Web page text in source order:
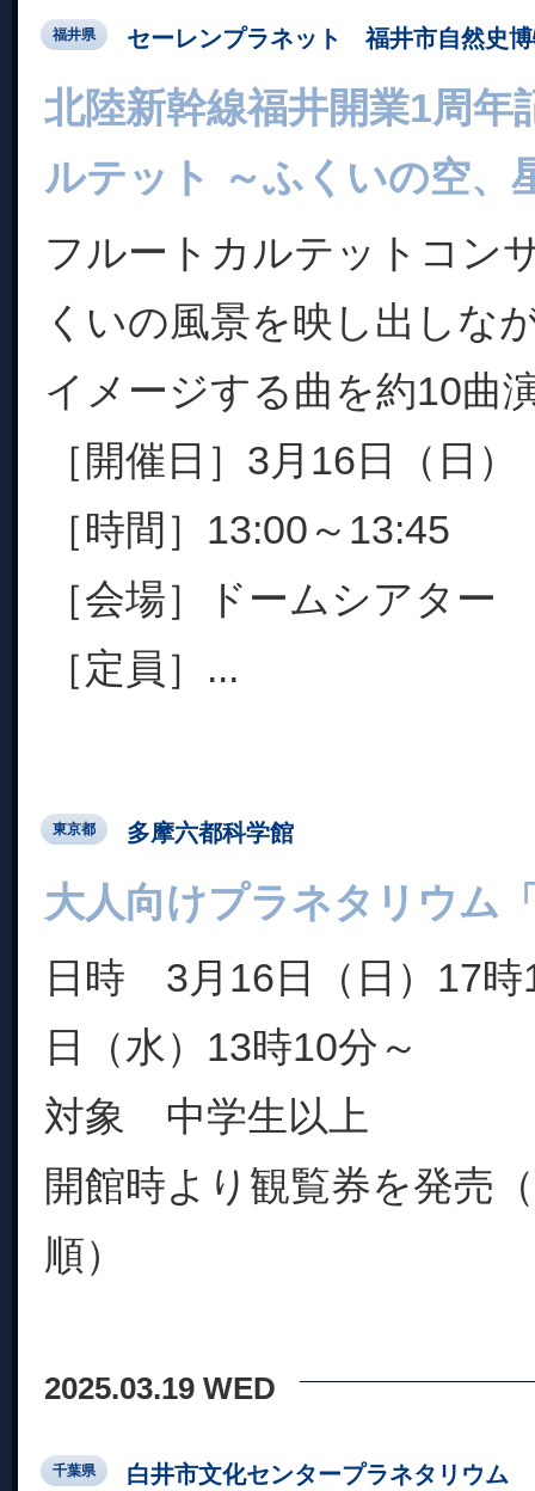
福井県 セーレンプラネット 福井市自然史
北陸新幹線福井開業1周年
ルテット ～ふくいの空、
フルートカルテットコ
くいの風景を映し出しな
イメージする曲を約10曲
［開催日］3月16日（日）
［時間］13:00～13:45
［会場］ドームシアター
［定員］...
東京都 多摩六都科学館
大人向けプラネタリウム
日時 3月16日（日）17時
日（水）13時10分～
対象 中学生以上
開館時より観覧券を発売
順）
2025.03.19 WED
千葉県 白井市文化センタープラネタリウム